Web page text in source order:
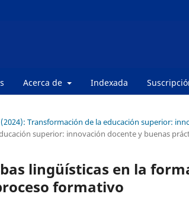
Acerca de Indexada
Transformación de la educación superior:
superior: innovación docente y buenas
lingüísticas en la
formativo